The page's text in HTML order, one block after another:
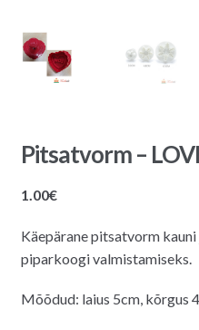
Pitsatvorm –
1.00€
Käepärane pitsatvorm
piparkoogi valmistamiseks.
Mõõdud: laius 5cm, kõrgus